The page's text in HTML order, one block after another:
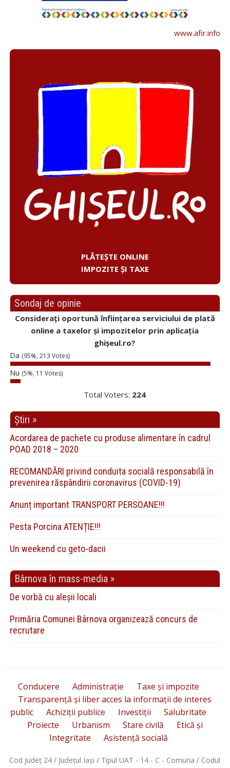
www.afir.info
PLĂTEȘTE ONLINE
IMPOZITE ȘI TAXE
Sondaj de opinie
Considerați oportună înființarea serviciului de plată
online a taxelor și impozitelor prin aplicația
ghișeul.ro?
Da (95%, 213 Votes)
Nu (5%, 11 Votes)
Total Voters: 224
Știri »
Acordarea de pachete cu produse alimentare în cadrul
POAD 2018 – 2020
RECOMANDĂRI privind conduita socială responsabilă în
prevenirea răspândirii coronavirus (COVID-19)
Anunț important TRANSPORT PERSOANE!!!
Pesta Porcina ATENȚIE!!!
Un weekend cu geto-dacii
Bârnova în mass-media »
De vorbă cu aleșii locali
Primăria Comunei Bârnova organizează concurs de
recrutare
Conducere Administrație
Taxe și impozite
Transparență și liber acces la informații de interes
public
Achiziții publice Investiții
Salubritate
Proiecte
Urbanism Stare civilă
Etică și
Integritate
Asistență socială
Cod Județ 24 / Județul Iași / Tipul UAT - 14 - C - Comuna / Codul